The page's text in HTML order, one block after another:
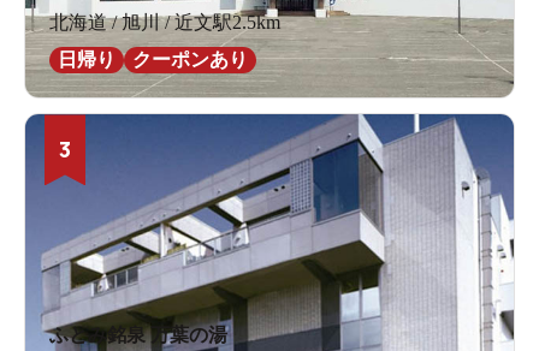
北海道 / 旭川 / 近文駅2.5km
日帰り
クーポンあり
3
ふとみ銘泉 万葉の湯